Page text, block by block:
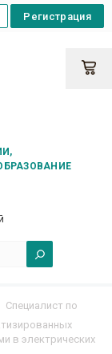
Регистрация
Специалист по
в электрических